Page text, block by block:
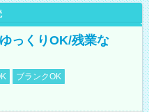
っくりOK/残業な
ブランクOK